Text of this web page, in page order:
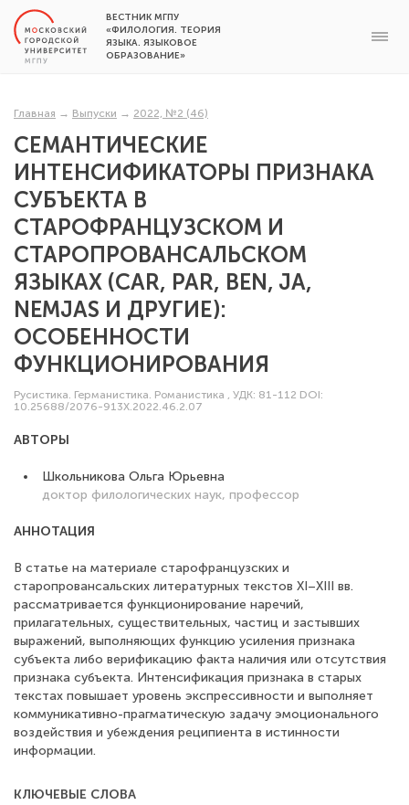
ВЕСТНИК МГПУ
«ФИЛОЛОГИЯ. ТЕОРИЯ
ЯЗЫКА. ЯЗЫКОВОЕ
ОБРАЗОВАНИЕ»
Главная → Выпуски → 2022, №2 (46)
СЕМАНТИЧЕСКИЕ
ИНТЕНСИФИКАТОРЫ ПРИЗНАКА
СУБЪЕКТА В
СТАРОФРАНЦУЗСКОМ И
СТАРОПРОВАНСАЛЬСКОМ
ЯЗЫКАХ (CAR, PAR, BEN, JA,
NEMJAS И ДРУГИЕ):
ОСОБЕННОСТИ
ФУНКЦИОНИРОВАНИЯ
Русистика. Германистика. Романистика , УДК: 81-112 DOI:
10.25688/2076-913X.2022.46.2.07
АВТОРЫ
Школьникова Ольга Юрьевна
доктор филологических наук, профессор
АННОТАЦИЯ
В статье на материале старофранцузских и
старопровансальских литературных текстов XI–XIII вв.
рассматривается функционирование наречий,
прилагательных, существительных, частиц и застывших
выражений, выполняющих функцию усиления признака
субъекта либо верификацию факта наличия или отсутствия
признака субъекта. Интенсификация признака в старых
текстах повышает уровень экспрессивности и выполняет
коммуникативно-прагматическую задачу эмоционального
воздействия и убеждения реципиента в истинности
информации.
КЛЮЧЕВЫЕ СЛОВА